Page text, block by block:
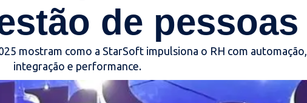
de pessoas
mostram como a StarSoft impulsiona o RH com automação,
integração e performance.